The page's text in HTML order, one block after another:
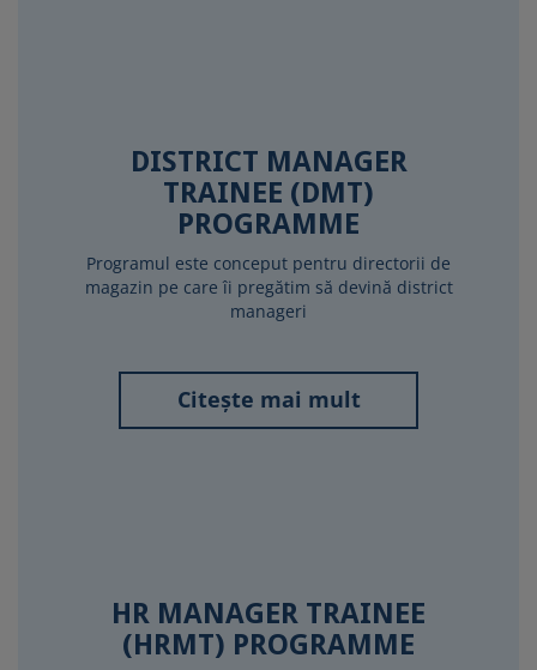
DISTRICT MANAGER
TRAINEE (DMT)
PROGRAMME
Programul este conceput pentru directorii de
magazin pe care îi pregătim să devină district
manageri
Citește mai mult
HR MANAGER TRAINEE
(HRMT) PROGRAMME